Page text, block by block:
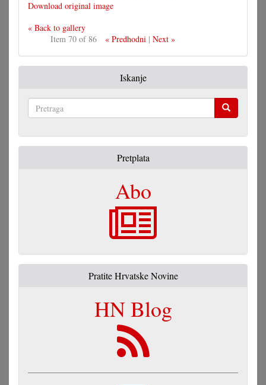
Download original image
« Back to gallery
Item 70 of 86
« Predhodni| Next »
Iskanje
Pretplata
Abo
Pratite Hrvatske Novine
HN Blog